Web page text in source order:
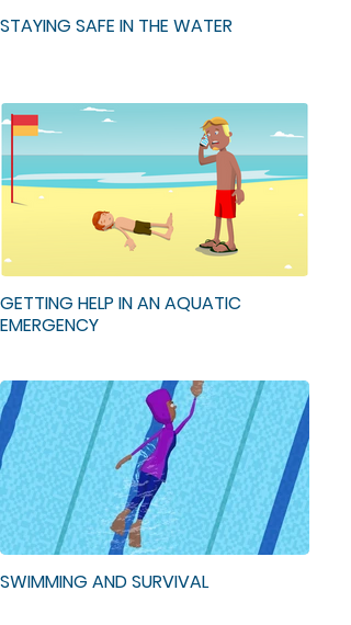
STAYING SAFE IN THE WATER
GETTING HELP IN AN AQUATIC
EMERGENCY
SWIMMING AND SURVIVAL